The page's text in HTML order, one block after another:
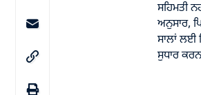
ਸਹਿਮਤੀ
ਅਨੁਸਾਰ,
ਸਾਲਾਂ ਲਈ
ਸੁਧਾਰ